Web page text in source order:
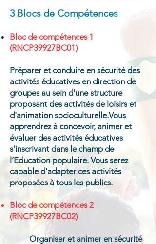
3 Blocs de Compétences​
Bloc de compétences 1
(RNCP39927BC01)
Préparer et conduire en sécurité des
activités éducatives en direction de
groupes au sein d'une structure
proposant des activités de loisirs et
d'animation socioculturelle.Vous
apprendrez à concevoir, animer et
évaluer des activités éducatives
s’inscrivant dans le champ de
l’Education populaire. Vous serez
capable d'adapter ces activités
proposées à tous les publics.
​Bloc de compétences 2
(RNCP39927BC02)
Organiser et animer en sécurité